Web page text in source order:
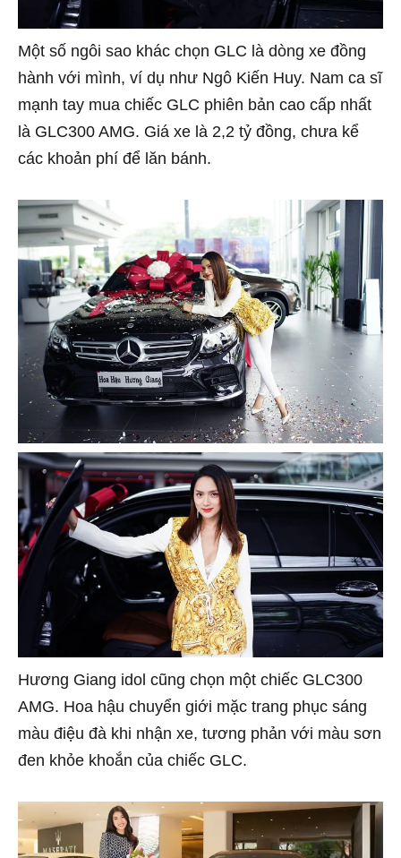
Một số ngôi sao khác chọn GLC là dòng xe đồng
hành với mình, ví dụ như Ngô Kiến Huy. Nam ca sĩ
mạnh tay mua chiếc GLC phiên bản cao cấp nhất
là GLC300 AMG. Giá xe là 2,2 tỷ đồng, chưa kể
các khoản phí để lăn bánh.
Hương Giang idol cũng chọn một chiếc GLC300
AMG. Hoa hậu chuyển giới mặc trang phục sáng
màu điệu đà khi nhận xe, tương phản với màu sơn
đen khỏe khoắn của chiếc GLC.